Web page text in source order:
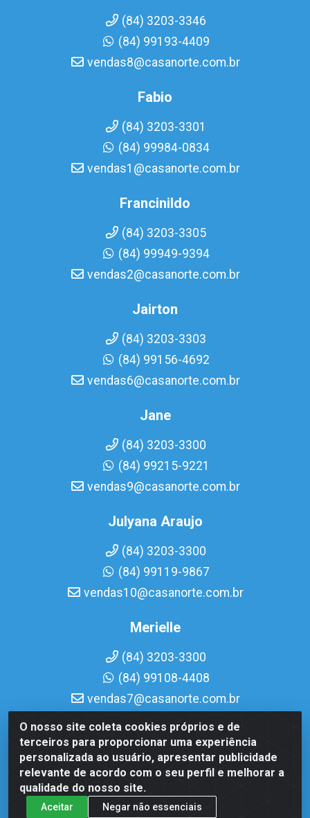
O nosso site coleta cookies próprios e de
terceiros para proporcionar uma experiência
personalizada ao usuário, apresentar publicidade
relevante de acordo com o seu perfil e melhorar a
qualidade do nosso site.
Aceitar Negar não essenciais
(84) 3203-3346
(84) 99193-4409
vendas8@casanorte.com.br
Fabio
(84) 3203-3301
(84) 99984-0834
vendas1@casanorte.com.br
Francinildo
(84) 3203-3305
(84) 99949-9394
vendas2@casanorte.com.br
Jairton
(84) 3203-3303
(84) 99156-4692
vendas6@casanorte.com.br
Jane
(84) 3203-3300
(84) 99215-9221
vendas9@casanorte.com.br
Julyana Araujo
(84) 3203-3300
(84) 99119-9867
vendas10@casanorte.com.br
Merielle
(84) 3203-3300
(84) 99108-4408
vendas7@casanorte.com.br
Casa Norte LTDA - Av. Interventor Mário Câmara, 1815 - Dix-
Sept Rosado, Natal/RN - CEP 59054-600 - CNPJ
08.713.513/0001-51